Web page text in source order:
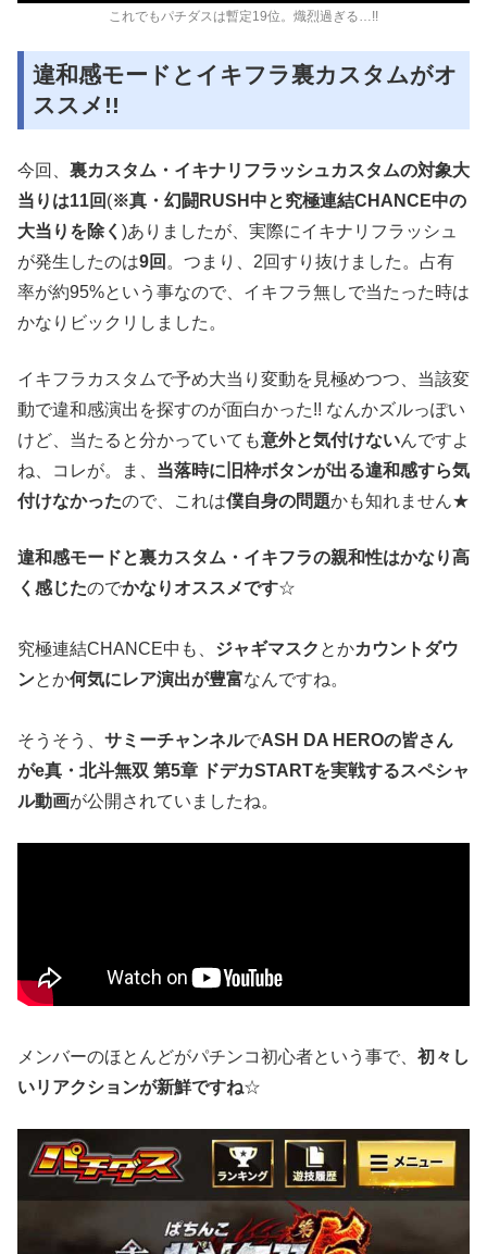
これでもパチダスは暫定19位。熾烈過ぎる…!!
違和感モードとイキフラ裏カスタムがオ
ススメ!!
今回、 裏カスタム・イキナリフラッシュカスタムの対象大
当りは11回 (※真・幻闘RUSH中と究極連結CHANCE中の
大当りを除く )ありましたが、実際にイキナリフラッシュ
が発生したのは9回 。つまり、2回すり抜けました。占有
率が約95%という事なので、イキフラ無しで当たった時は
かなりビックリしました。
イキフラカスタムで予め大当り変動を見極めつつ、当該変
動で違和感演出を探すのが面白かった!! なんかズルっぽい
けど、当たると分かっていても意外と気付けないんですよ
ね、コレが。ま、 当落時に旧枠ボタンが出る違和感すら気
付けなかったので、これは僕自身の問題かも知れません★
違和感モードと裏カスタム・イキフラの親和性はかなり高
く感じたのでかなりオススメです☆
究極連結CHANCE中も、 ジャギマスク とかカウントダウ
ンとか何気にレア演出が豊富なんですね。
そうそう、 サミーチャンネルでASH DA HEROの皆さん
がe真・北斗無双 第5章 ドデカSTARTを実戦するスペシャ
ル動画が公開されていましたね。
メンバーのほとんどがパチンコ初心者という事で、 初々し
いリアクションが新鮮ですね☆